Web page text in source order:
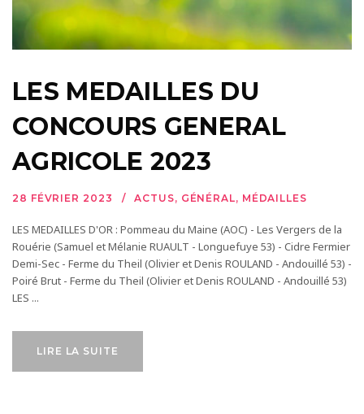
LES MEDAILLES DU
CONCOURS GENERAL
AGRICOLE 2023
28 FÉVRIER 2023 ACTUS, GÉNÉRAL, MÉDAILLES
LES MEDAILLES D'OR : Pommeau du Maine (AOC) - Les Vergers de la
Rouérie (Samuel et Mélanie RUAULT - Longuefuye 53) - Cidre Fermier
Demi-Sec - Ferme du Theil (Olivier et Denis ROULAND - Andouillé 53) -
Poiré Brut - Ferme du Theil (Olivier et Denis ROULAND - Andouillé 53)
LES ...
LIRE LA SUITE